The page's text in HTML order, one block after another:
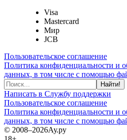
Visa
Mastercard
Мир
JCB
Пользовательское соглашение
Политика конфиденциальности и
данных, в том числе с помощью
Найти!
Написать в Службу поддержки
Пользовательское соглашение
Политика конфиденциальности и
данных, в том числе с помощью
© 2008–2026Ау.ру